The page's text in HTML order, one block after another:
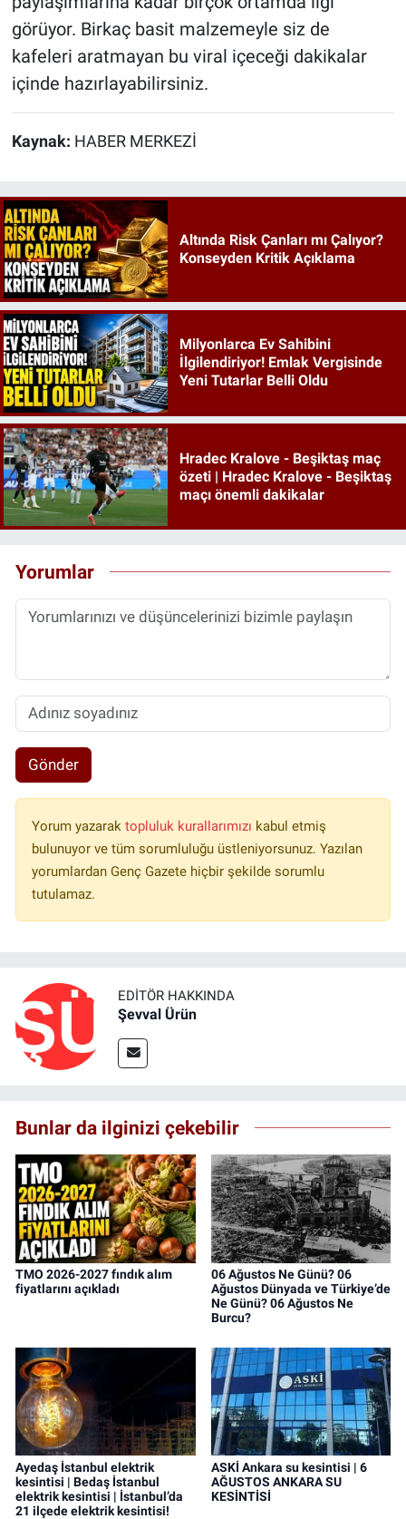
görüyor. Birkaç basit malzemeyle siz de
kafeleri aratmayan bu viral içeceği dakikalar
içinde hazırlayabilirsiniz.
Kaynak: HABER MERKEZİ
Altında Risk Çanları mı Çalıyor?
Konseyden Kritik Açıklama
Milyonlarca Ev Sahibini
İlgilendiriyor! Emlak Vergisinde
Yeni Tutarlar Belli Oldu
Hradec Kralove - Beşiktaş maç
özeti | Hradec Kralove - Beşiktaş
maçı önemli dakikalar
Yorumlar
Gönder
Yorum yazarak topluluk kurallarımızı kabul etmiş
bulunuyor ve tüm sorumluluğu üstleniyorsunuz. Yazılan
yorumlardan Genç Gazete hiçbir şekilde sorumlu
tutulamaz.
EDITÖR HAKKINDA
Şevval Ürün
Bunlar da ilginizi çekebilir
TMO 2026-2027 fındık alım
fiyatlarını açıkladı
06 Ağustos Ne Günü? 06
Ağustos Dünyada ve Türkiye’de
Ne Günü? 06 Ağustos Ne
Burcu?
Ayedaş İstanbul elektrik
kesintisi | Bedaş İstanbul
elektrik kesintisi | İstanbul’da
21 ilçede elektrik kesintisi!
ASKİ Ankara su kesintisi | 6
AĞUSTOS ANKARA SU
KESİNTİSİ